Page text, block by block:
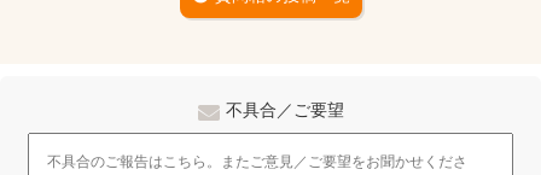
不具合／ご要望